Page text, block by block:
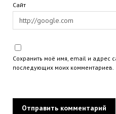
Сайт
Сохранить моё имя, email и адрес
последующих моих комментариев.